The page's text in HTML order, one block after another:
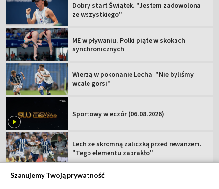
Dobry start Świątek. "Jestem zadowolona
ze wszystkiego"
ME w pływaniu. Polki piąte w skokach
synchronicznych
Wierzą w pokonanie Lecha. "Nie byliśmy
wcale gorsi"
Sportowy wieczór (06.08.2026)
Lech ze skromną zaliczką przed rewanżem.
"Tego elementu zabrakło"
Szanujemy Twoją prywatność